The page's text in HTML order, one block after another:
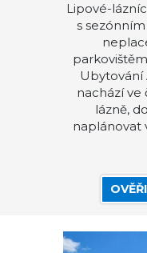
Lipové-
s
Ubytování
nachází ve
lázně,
naplánovat